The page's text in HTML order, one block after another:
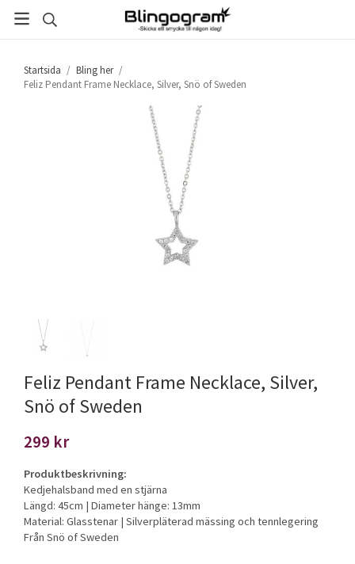
Startsida / Bling her /
Feliz Pendant Frame Necklace, Silver, Snö of Sweden
Feliz Pendant Frame Necklace, Silver,
Snö of Sweden
299 kr
Produktbeskrivning:
Kedjehalsband med en stjärna
Längd: 45cm | Diameter hänge: 13mm
Material: Glasstenar | Silverpläterad mässing och tennlegering
Från Snö of Sweden